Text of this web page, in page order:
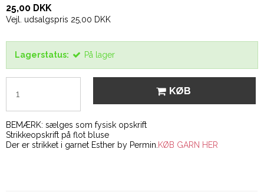
25,00 DKK
Vejl. udsalgspris 25,00 DKK
Lagerstatus: På lager
KØB
BEMÆRK: sælges som fysisk opskrift
Strikkeopskrift på flot bluse
Der er strikket i garnet Esther by Permin. KØB GARN HER